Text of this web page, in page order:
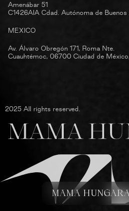
MAMA
Amenábar 51
C1426AIA Cdad. Autónoma de Buenos
MEXICO
Av. Álvaro Obregón 171, Roma Nte.
Cuauhtémoc, 06700 Ciudad de
2025 All rights reserved.